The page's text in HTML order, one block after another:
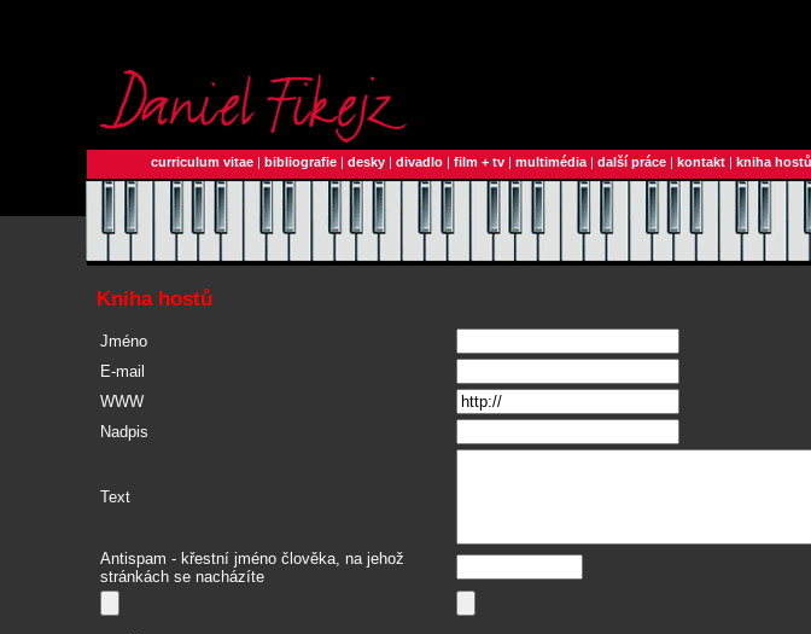
curriculum vitae | bibliografie | desky | divadlo | film + tv | multimédia | další práce | kontakt | kniha hostů
Kniha hostů
Jméno
E-mail
WWW
Nadpis
Text
Antispam - křestní jméno člověka, na jehož
stránkách se nacházíte